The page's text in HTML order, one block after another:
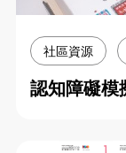
社區資源
認知障礙模